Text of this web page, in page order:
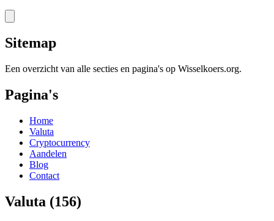
Sitemap
Een overzicht van alle secties en pagina's op Wisselkoers.org.
Pagina's
Home
Valuta
Cryptocurrency
Aandelen
Blog
Contact
Valuta (156)